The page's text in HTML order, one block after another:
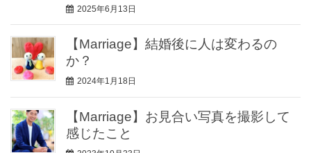
2025年6月13日
【Marriage】結婚後に人は変わるの
か？
2024年1月18日
【Marriage】お見合い写真を撮影して
感じたこと